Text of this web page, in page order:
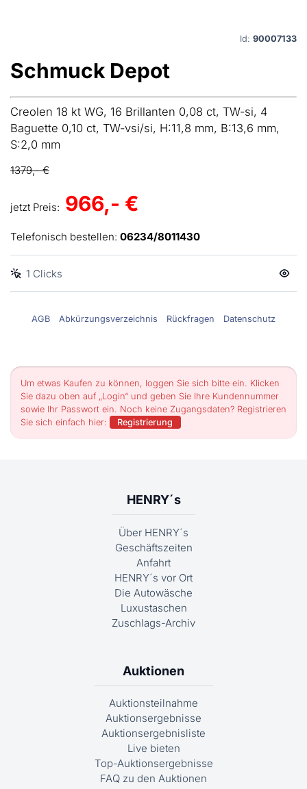
Id: 90007133
Schmuck Depot
Creolen 18 kt WG, 16 Brillanten 0,08 ct, TW-si, 4
Baguette 0,10 ct, TW-vsi/si, H:11,8 mm, B:13,6 mm,
S:2,0 mm
1379,- €
jetzt Preis: 966,- €
Telefonisch bestellen: 06234/8011430
1 Clicks
AGB Abkürzungsverzeichnis Rückfragen Datenschutz
Um etwas Kaufen zu können, loggen Sie sich bitte ein. Klicken
Sie dazu oben auf „Login“ und geben Sie Ihre Kundennummer
sowie Ihr Passwort ein. Noch keine Zugangsdaten? Registrieren
Sie sich einfach hier:
Registrierung
HENRY´s
Über HENRY´s
Geschäftszeiten
Anfahrt
HENRY´s vor Ort
Die Autowäsche
Luxustaschen
Zuschlags-Archiv
Auktionen
Auktionsteilnahme
Auktionsergebnisse
Auktionsergebnisliste
Live bieten
Top-Auktionsergebnisse
FAQ zu den Auktionen